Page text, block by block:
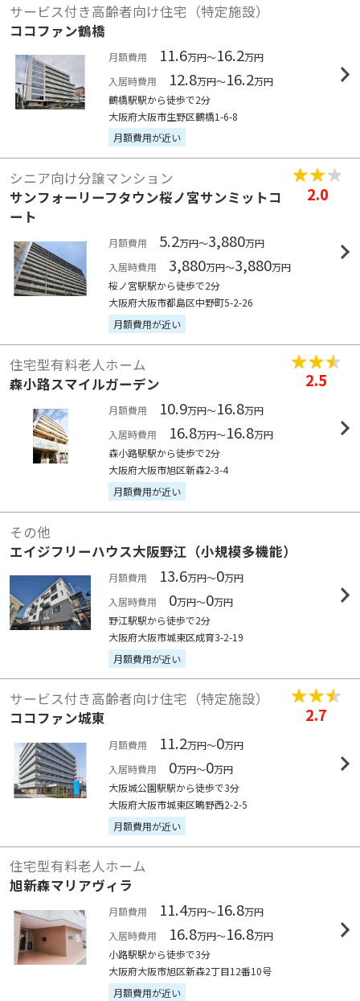
サービス付き高齢者向け住宅（特定施設）
ココファン鶴橋
月額費用 11.6万円～16.2万円
入居時費用
12.8万円～16.2万円
鶴橋駅駅から徒歩で2分
大阪府大阪市生野区鶴橋1-6-8
月額費用が近い
シニア向け分譲マンション
サンフォーリーフタウン桜ノ宮サンミットコ
ート
2.0
月額費用 5.2万円～3,880万円
入居時費用
3,880万円～3,880万円
桜ノ宮駅駅から徒歩で2分
大阪府大阪市都島区中野町5-2-26
月額費用が近い
住宅型有料老人ホーム
森小路スマイルガーデン
2.5
月額費用 10.9万円～16.8万円
入居時費用
16.8万円～16.8万円
森小路駅駅から徒歩で2分
大阪府大阪市旭区新森2-3-4
月額費用が近い
その他
エイジフリーハウス大阪野江（小規模多機能）
月額費用 13.6万円～0万円
入居時費用
0万円～0万円
野江駅駅から徒歩で2分
大阪府大阪市城東区成育3-2-19
月額費用が近い
サービス付き高齢者向け住宅（特定施設）
ココファン城東
2.7
月額費用 11.2万円～0万円
入居時費用
0万円～0万円
大阪城公園駅駅から徒歩で3分
大阪府大阪市城東区鴫野西2-2-5
月額費用が近い
住宅型有料老人ホーム
旭新森マリアヴィラ
月額費用 11.4万円～16.8万円
入居時費用
16.8万円～16.8万円
小路駅駅から徒歩で3分
大阪府大阪市旭区新森2丁目12番10号
月額費用が近い